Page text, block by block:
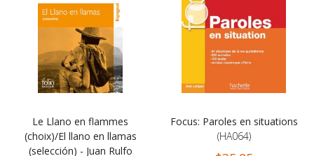
Le Llano en flammes
(choix)/El llano en llamas
(selección) - Juan Rulfo
Focus: Paroles en situations
(HA064)